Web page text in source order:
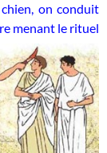
on conduit
menant le rituel